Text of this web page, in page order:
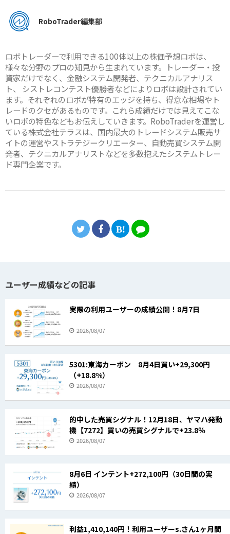
RoboTrader編集部
ロボトレーダーで利用できる100体以上の株価予想ロボは、
様々な分野のプロの知見から生まれています。トレーダー・投
資家だけでなく、金融システム開発者、テクニカルアナリス
ト、 シストレコンテスト優勝者などによりロボは設計されてい
ます。それぞれのロボが特有のエッジを持ち、得意な相場やト
レードのクセがあるものです。これら成績だけでは見えてこな
いロボの特色などもお伝えしていきます。RoboTraderを運営し
ている株式会社テラスは、国内最大のトレードシステム販売サ
イトの運営やストラテジークリエーター、自動売買システム開
発者、テクニカルアナリストなどを多数抱えたシステムトレー
ド専門企業です。
ユーザー成績などの記事
実際の利用ユーザーの成績公開！8月7日
2026/08/07
5301:東海カーボン 8月4日買い+29,300円
（+18.8%）
2026/08/07
的中した売買シグナル！12月18日、ヤマハ発動
機【7272】買いの売買シグナルで+23.8％
2026/08/07
8月6日 インテント+272,100円（30日間の実
績）
2026/08/07
利益1,410,140円！利用ユーザーs.さん1ヶ月間